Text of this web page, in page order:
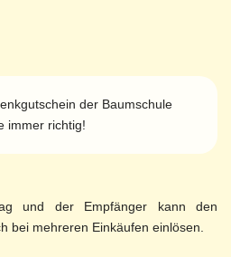
der Baumschule
immer richtig!
und der Empfänger kann den
bei mehreren Einkäufen einlösen.